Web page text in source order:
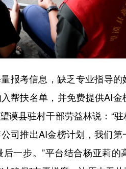
考信息，缺乏专业指导的
帮扶名单，并免费提供AI
谟县驻村干部劳益林说：“
司推出AI金榜计划，我们
一步。”平台结合杨亚莉